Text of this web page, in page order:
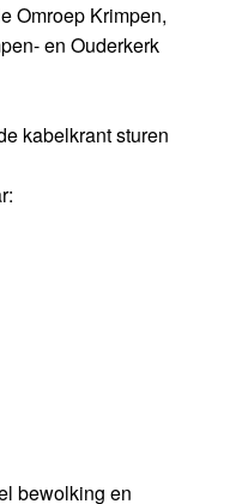
Omroep Krimpen,
en Ouderkerk
kabelkrant sturen
bewolking en